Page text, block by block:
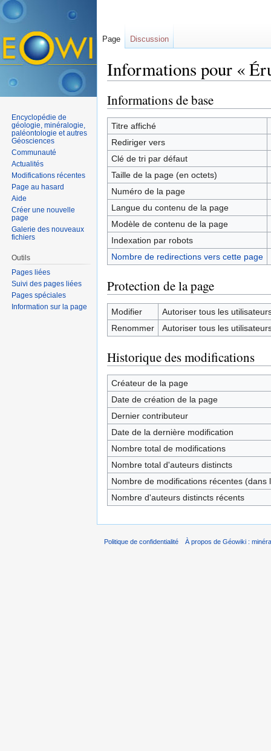
Informations pour «
Informations de base
Titre affiché
Rediriger vers
Clé de tri par défaut
Taille de la page (en octets)
Numéro de la page
Langue du contenu de la page
Modèle de contenu de la page
Indexation par robots
Nombre de redirections vers cette page
Protection de la page
Modifier
Autoriser tous les
Renommer
Autoriser tous les
Historique des modifications
Créateur de la page
Date de création de la page
Dernier contributeur
Date de la dernière modification
Nombre total de modifications
Nombre total d'auteurs distincts
Nombre de modifications récentes (dans
Nombre d'auteurs distincts récents
Page Discussion
Encyclopédie de
géologie, minéralogie,
paléontologie et autres
Géosciences
Communauté
Actualités
Modifications récentes
Page au hasard
Aide
Créer une nouvelle
page
Galerie des nouveaux
fichiers
Outils
Pages liées
Suivi des pages liées
Pages spéciales
Information sur la page
Politique de confidentialité À propos de Géowiki :